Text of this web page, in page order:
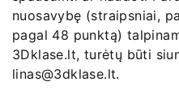
nuosavybę (straipsniai,
pagal 48 punktą)
3Dklase.lt, turėtų būti
linas@3dklase.lt.